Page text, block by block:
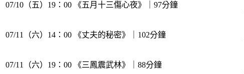
07/10（五）19：00 《五月十三傷心夜》｜97分鐘
07/11（六）14：00 《丈夫的秘密》｜102分鐘
07/11（六）19：00 《三鳳震武林》｜88分鐘